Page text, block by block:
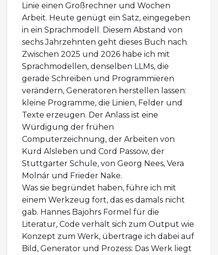
Linie einen Großrechner und Wochen
Arbeit. Heute genügt ein Satz, eingegeben
in ein Sprachmodell. Diesem Abstand von
sechs Jahrzehnten geht dieses Buch nach.
Zwischen 2025 und 2026 habe ich mit
Sprachmodellen, denselben LLMs, die
gerade Schreiben und Programmieren
verändern, Generatoren herstellen lassen:
kleine Programme, die Linien, Felder und
Texte erzeugen. Der Anlass ist eine
Würdigung der frühen
Computerzeichnung, der Arbeiten von
Kurd Alsleben und Cord Passow, der
Stuttgarter Schule, von Georg Nees, Vera
Molnár und Frieder Nake.
Was sie begründet haben, führe ich mit
einem Werkzeug fort, das es damals nicht
gab. Hannes Bajohrs Formel für die
Literatur, Code verhält sich zum Output wie
Konzept zum Werk, übertrage ich dabei auf
Bild, Generator und Prozess: Das Werk liegt